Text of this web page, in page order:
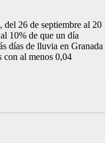
del 26 de septiembre al 20
10% de que un día
días de lluvia en Granada
con al menos 0,04